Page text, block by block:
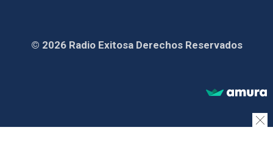
© 2026 Radio Exitosa Derechos Reservados